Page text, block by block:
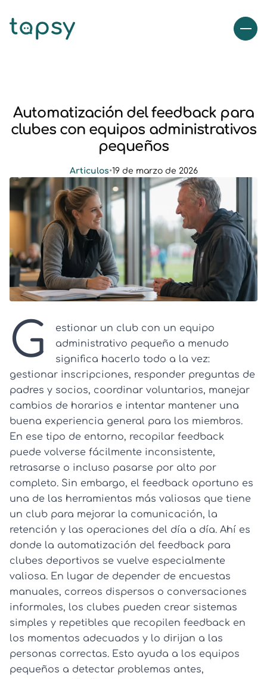
Automatización del feedback para
clubes con equipos administrativos
pequeños
Articulos•19 de marzo de 2026
G
estionar un club con un equipo
administrativo pequeño a menudo
significa hacerlo todo a la vez:
gestionar inscripciones, responder preguntas de
padres y socios, coordinar voluntarios, manejar
cambios de horarios e intentar mantener una
buena experiencia general para los miembros.
En ese tipo de entorno, recopilar feedback
puede volverse fácilmente inconsistente,
retrasarse o incluso pasarse por alto por
completo. Sin embargo, el feedback oportuno es
una de las herramientas más valiosas que tiene
un club para mejorar la comunicación, la
retención y las operaciones del día a día. Ahí es
donde la automatización del feedback para
clubes deportivos se vuelve especialmente
valiosa. En lugar de depender de encuestas
manuales, correos dispersos o conversaciones
informales, los clubes pueden crear sistemas
simples y repetibles que recopilen feedback en
los momentos adecuados y lo dirijan a las
personas correctas. Esto ayuda a los equipos
pequeños a detectar problemas antes,